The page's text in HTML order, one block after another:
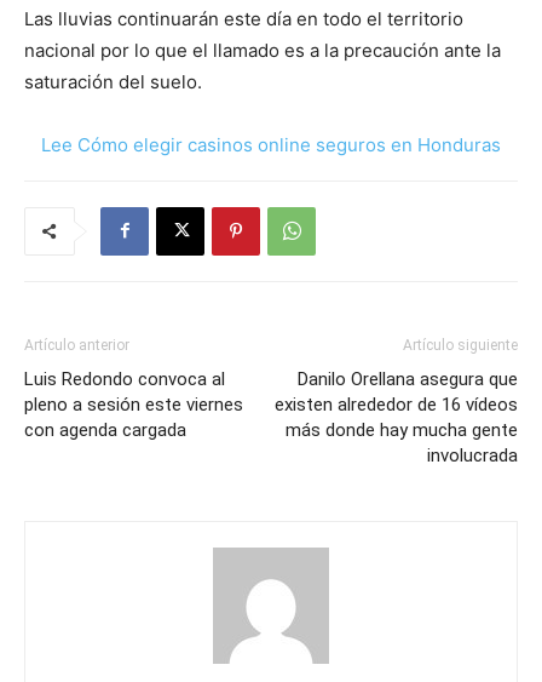
Las lluvias continuarán este día en todo el territorio
nacional por lo que el llamado es a la precaución ante la
saturación del suelo.
Lee Cómo elegir casinos online seguros en Honduras
Artículo anterior
Luis Redondo convoca al
pleno a sesión este viernes
con agenda cargada
Artículo siguiente
Danilo Orellana asegura que
existen alrededor de 16 vídeos
más donde hay mucha gente
involucrada